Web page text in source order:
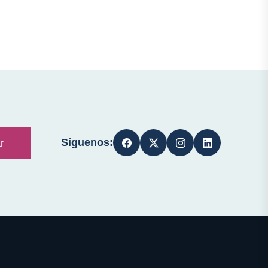
Síguenos: